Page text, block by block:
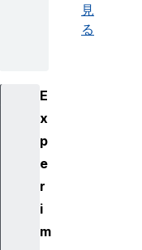
見
る
E
x
p
e
r
i
m